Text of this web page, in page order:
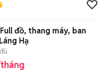
đồ, thang máy, ban
Hạ